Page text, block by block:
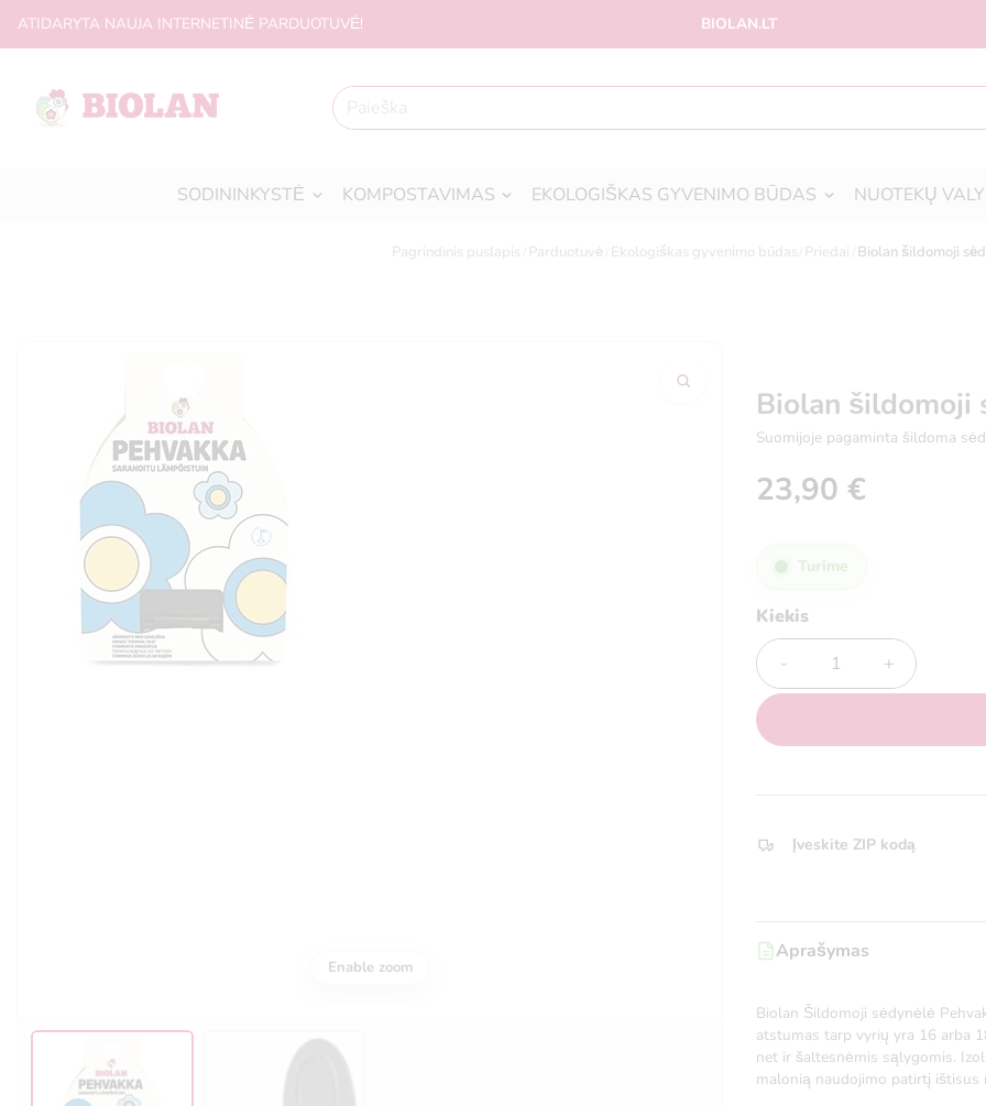
ATIDARYTA NAUJA INTERNETINĖ PARDUOTUVĖ! BIOLAN.LT
SODININKYSTĖ KOMPOSTAVIMAS EKOLOGIŠKAS GYVENIMO BŪDAS NUOTEKŲ
Pagrindinis puslapis Parduotuvė Ekologiškas gyvenimo būdas Priedai Biolan šildomoji
Enable zoom
Biolan šildomoji
Suomijoje pagaminta šildoma
23,90 €
Turime
Kiekis
Kiekis
Įveskite ZIP kodą
Aprašymas
Biolan Šildomoji sėdynėlė
atstumas tarp vyrių yra 16 arba
net ir šaltesnėmis sąlygomis.
malonią naudojimo patirtį ištisus